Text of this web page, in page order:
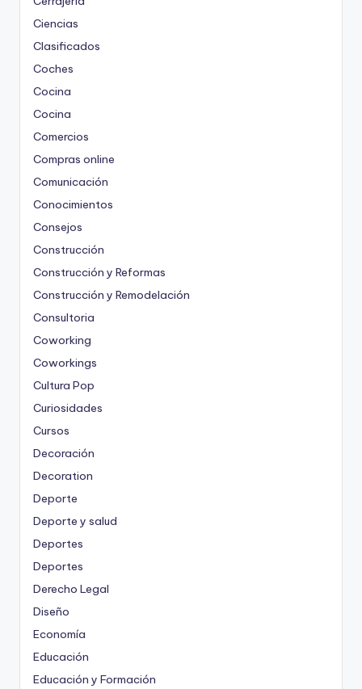
Ciencias
Clasificados
Coches
Cocina
Cocina
Comercios
Compras online
Comunicación
Conocimientos
Consejos
Construcción
Construcción y Reformas
Construcción y Remodelación
Consultoria
Coworking
Coworkings
Cultura Pop
Curiosidades
Cursos
Decoración
Decoration
Deporte
Deporte y salud
Deportes
Deportes
Derecho Legal
Diseño
Economía
Educación
Educación y Formación